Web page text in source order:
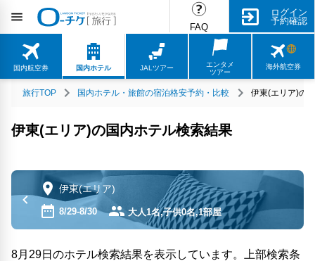
FAQ
ログイン
予約確認
国内航空券 国内ホテル JALツアー
エンタメ
ツアー
海外航空券
旅行TOP 国内ホテル・旅館の宿泊格安予約・比較 伊東(エリア)の
伊東(エリア)の国内ホテル検索結果
伊東(エリア)
8/29-8/30 大人1名,子供0名,1部屋
8月29日のホテル検索結果を表示しています。上部検索条